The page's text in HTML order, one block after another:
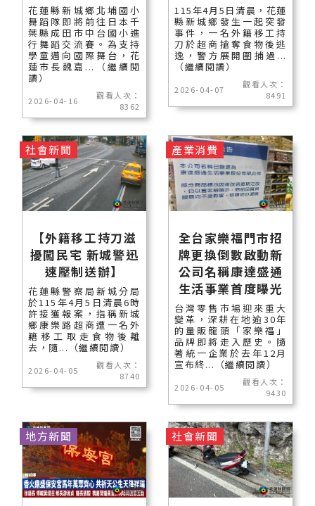
花蓮縣新城鄉北埔國小
舞蹈隊即將前往日本千
葉縣成田市中台國小進
行舞蹈交流賽。為支持
學童邁向國際舞台，花
蓮市長魏嘉...（繼續閱
讀）
2026-04-16
觀看人次：
8362
115年4月5日清晨，花蓮
縣新城鄉發生一起突發
事件，一名外籍移工持
刀於超商搶奪食物後逃
逸，警方展開圍捕過...
（繼續閱讀）
2026-04-07
觀看人次：
8491
【外籍移工持刀滋
擾闖民宅 新城警迅
速壓制送辦】
花蓮縣警察局新城分局
於115年4月5日清晨6時
許接獲報案，指稱新城
鄉康樂路超商遭一名外
籍移工取走食物後離
去，隨...（繼續閱讀）
2026-04-05
觀看人次：
8740
社會新聞
全台家樂福門市招
牌更換倒數啟動新
公司名稱康達盛通
生活事業首度曝光
台灣零售市場迎來重大
變革，深耕在地逾30年
的量販龍頭「家樂福」
品牌即將走入歷史。隨
著統一企業於去年12月
宣布終...（繼續閱讀）
2026-04-05
觀看人次：
9430
產業消費
地方新聞 社會新聞